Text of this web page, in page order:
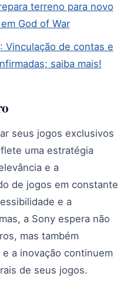
terreno para novo
God of War
Vinculação de contas e
saiba mais!
seus jogos exclusivos
uma estratégia
e a
de jogos em constante
e a
a Sony espera não
mas também
a inovação continuem
de seus jogos.